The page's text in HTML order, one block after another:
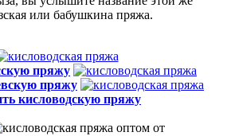
или бабушкина пряжа.
пряжу
пряжу
кисловодскую пряжу